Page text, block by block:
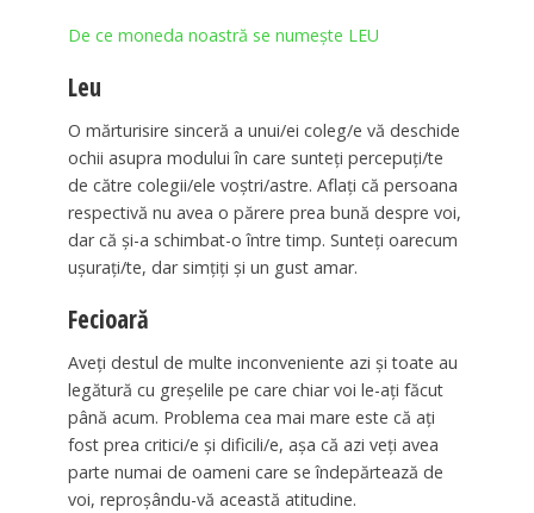
De ce moneda noastră se numește LEU
Leu
O mărturisire sinceră a unui/ei coleg/e vă deschide
ochii asupra modului în care sunteţi percepuţi/te
de către colegii/ele voştri/astre. Aflaţi că persoana
respectivă nu avea o părere prea bună despre voi,
dar că și-a schimbat-o între timp. Sunteţi oarecum
uşuraţi/te, dar simţiţi și un gust amar.
Fecioară
Aveţi destul de multe inconveniente azi și toate au
legătură cu greșelile pe care chiar voi le-aţi făcut
până acum. Problema cea mai mare este că aţi
fost prea critici/e și dificili/e, așa că azi veţi avea
parte numai de oameni care se îndepărtează de
voi, reproşându-vă această atitudine.